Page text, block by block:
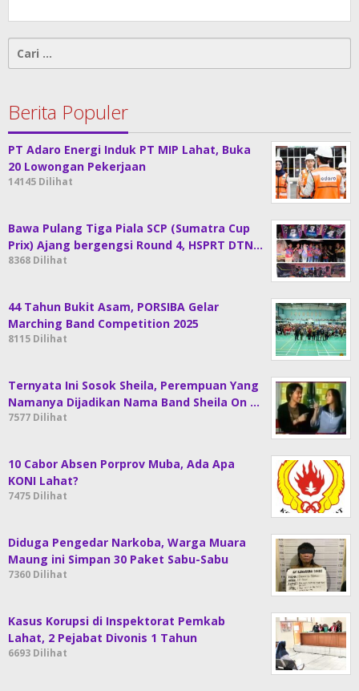
Cari
Berita Populer
PT Adaro Energi Induk PT MIP Lahat, Buka
20 Lowongan Pekerjaan
14145 Dilihat
Bawa Pulang Tiga Piala SCP (Sumatra Cup
Prix) Ajang bergengsi Round 4, HSPRT DTN…
8368 Dilihat
44 Tahun Bukit Asam, PORSIBA Gelar
Marching Band Competition 2025
8115 Dilihat
Ternyata Ini Sosok Sheila, Perempuan Yang
Namanya Dijadikan Nama Band Sheila On …
7577 Dilihat
10 Cabor Absen Porprov Muba, Ada Apa
KONI Lahat?
7475 Dilihat
Diduga Pengedar Narkoba, Warga Muara
Maung ini Simpan 30 Paket Sabu-Sabu
7360 Dilihat
Kasus Korupsi di Inspektorat Pemkab
Lahat, 2 Pejabat Divonis 1 Tahun
6693 Dilihat